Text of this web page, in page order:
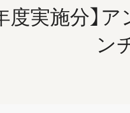
度実施分】
ン